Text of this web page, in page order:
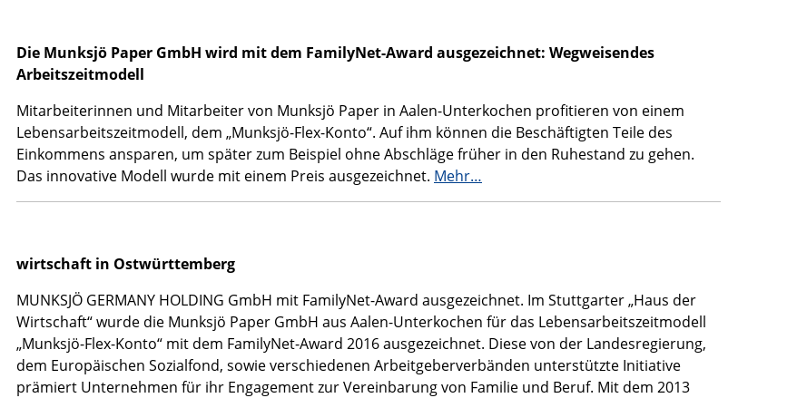
Die Munksjö Paper GmbH wird mit dem FamilyNet-Award ausgezeichnet: Wegweisendes
Arbeitszeitmodell
Mitarbeiterinnen und Mitarbeiter von Munksjö Paper in Aalen-Unterkochen profitieren von einem
Lebensarbeitszeitmodell, dem „Munksjö-Flex-Konto“. Auf ihm können die Beschäftigten Teile des
Einkommens ansparen, um später zum Beispiel ohne Abschläge früher in den Ruhestand zu gehen.
Das innovative Modell wurde mit einem Preis ausgezeichnet. Mehr…
wirtschaft in Ostwürttemberg
MUNKSJÖ GERMANY HOLDING GmbH mit FamilyNet-Award ausgezeichnet. Im Stuttgarter „Haus der
Wirtschaft“ wurde die Munksjö Paper GmbH aus Aalen-Unterkochen für das Lebensarbeitszeitmodell
„Munksjö-Flex-Konto“ mit dem FamilyNet-Award 2016 ausgezeichnet. Diese von der Landesregierung,
dem Europäischen Sozialfond, sowie verschiedenen Arbeitgeberverbänden unterstützte Initiative
prämiert Unternehmen für ihr Engagement zur Vereinbarung von Familie und Beruf. Mit dem 2013